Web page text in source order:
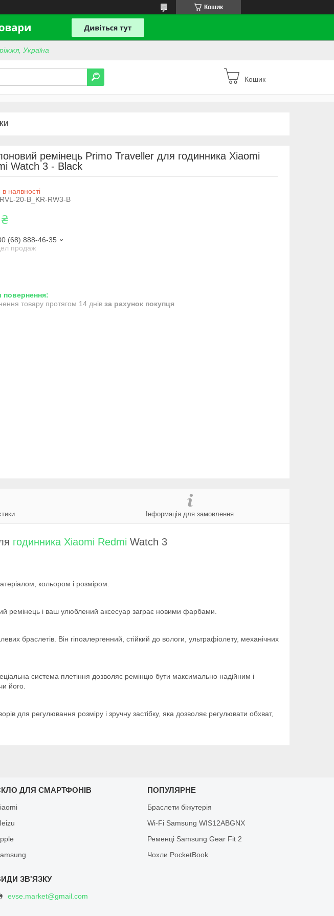
Кошик
Україна
Кошик
ремінець Primo Traveller для годинника Xiaomi
Watch 3 - Black
наявності
20-B_KR-RW3-B
(68) 888-46-35
продаж
товару протягом 14 днів за рахунок покупця
Інформація для замовлення
годинника Xiaomi Redmi Watch 3
кольором і розміром.
ремінець і ваш улюблений аксесуар заграє новими фарбами.
браслетів. Він гіпоалергенний, стійкий до вологи, ультрафіолету, механічних
система плетіння дозволяє ремінцю бути максимально надійним і
його.
для регулювання розміру і зручну застібку, яка дозволяє регулювати обхват,
ДЛЯ СМАРТФОНІВ ПОПУЛЯРНЕ
Браслети біжутерія
Wi-Fi Samsung WIS12ABGNX
Ременці Samsung Gear Fit 2
Чохли PocketBook
evse.market@gmail.com